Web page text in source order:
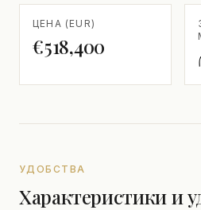
ЦЕНА (EUR)
€518,400
УДОБСТВА
Характеристики и